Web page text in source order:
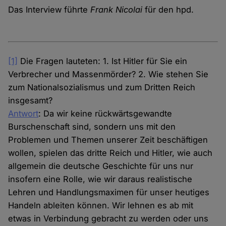
Das Interview führteFrank Nicolai für den hpd.
[1] Die Fragen lauteten: 1. Ist Hitler für Sie ein
Verbrecher und Massenmörder? 2. Wie stehen Sie
zum Nationalsozialismus und zum Dritten Reich
insgesamt?
Antwort: Da wir keine rückwärtsgewandte
Burschenschaft sind, sondern uns mit den
Problemen und Themen unserer Zeit beschäftigen
wollen, spielen das dritte Reich und Hitler, wie auch
allgemein die deutsche Geschichte für uns nur
insofern eine Rolle, wie wir daraus realistische
Lehren und Handlungsmaximen für unser heutiges
Handeln ableiten können. Wir lehnen es ab mit
etwas in Verbindung gebracht zu werden oder uns